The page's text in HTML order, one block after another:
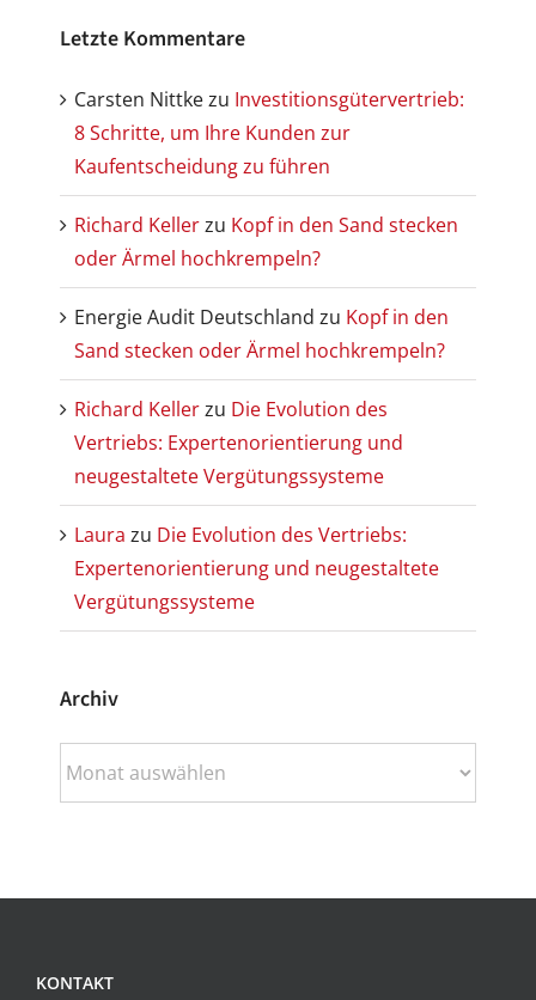
Letzte Kommentare
Carsten Nittkezu Investitionsgütervertrieb:
8 Schritte, um Ihre Kunden zur
Kaufentscheidung zu führen
Richard Kellerzu Kopf in den Sand stecken
oder Ärmel hochkrempeln?
Energie Audit Deutschland zu Kopf in den
Sand stecken oder Ärmel hochkrempeln?
Richard Kellerzu Die Evolution des
Vertriebs: Expertenorientierung und
neugestaltete Vergütungssysteme
Laura zu Die Evolution des Vertriebs:
Expertenorientierung und neugestaltete
Vergütungssysteme
Archiv
KONTAKT